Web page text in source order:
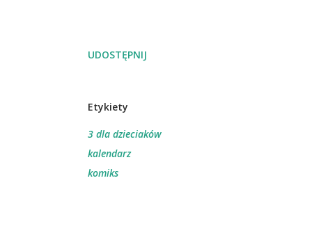
UDOSTĘPNIJ
Etykiety
3 dla dzieciaków
kalendarz
komiks